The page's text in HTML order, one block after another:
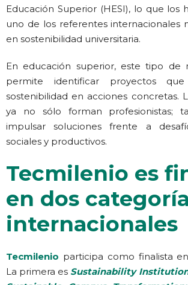
Educación Superior (HESI), lo que los
uno de los referentes internacionales
en sostenibilidad universitaria.
En educación superior, este tipo de
permite identificar proyectos
sostenibilidad en acciones concretas.
ya no sólo forman profesionistas;
impulsar soluciones frente a
sociales y productivos.
Tecmilenio es
en dos
internacionales
Tecmilenio participa como finalista
La primera es Sustainability